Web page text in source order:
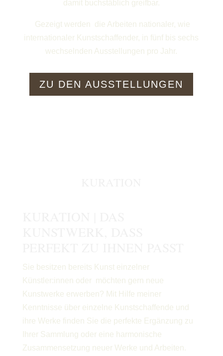
damit buchstäblich greifbar.
Gezeigt werden die Arbeiten nationaler, wie
internationaler Kunstschaffender, in fünf bis sechs
wechselnden Ausstellungen pro Jahr.
ZU DEN AUSSTELLUNGEN
Sie besitzen bereits Kunst einzelner
Künstler:innen oder möchten gern neue
Kunstwerke erwerben? Mit Hilfe meiner
Kenntnisse über einzelne Kunstschaffende und
ihre Werke finden Sie die perfekte Ergänzung zu
Ihrer Sammlung oder eine harmonische
Zusammensetzung neuer Werke und Arbeiten.